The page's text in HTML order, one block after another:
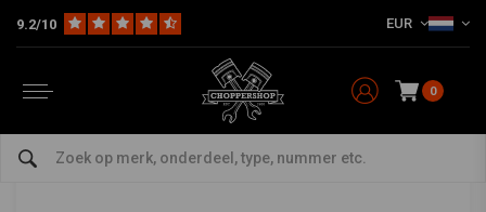
9.2/10 EUR
0
Multi-fit Stuur & Toebehoor 16MM Rempomp voor 1" Sturen
16MM Rempomp voor 1" Sturen